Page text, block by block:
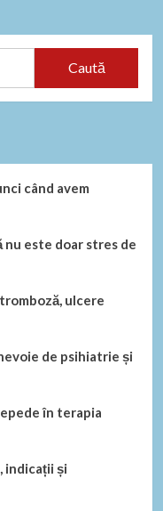
Caută
când avem
nu este doar stres de
ulcere
de psihiatrie și
în terapia
indicații și